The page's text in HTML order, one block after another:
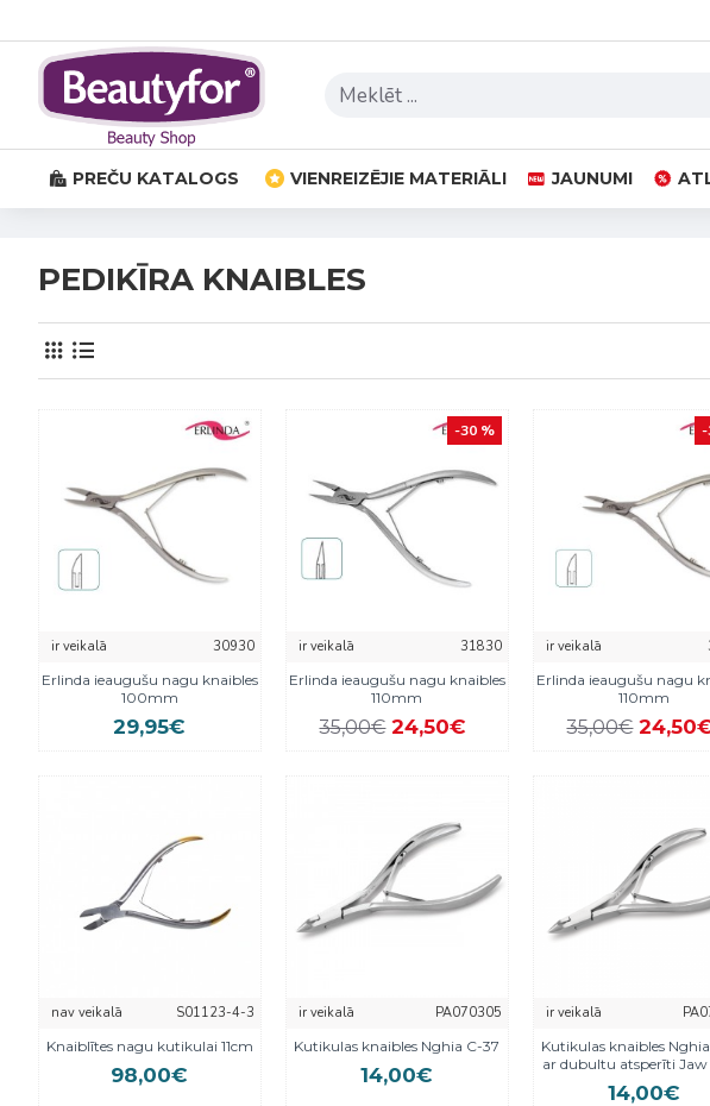
PREČU KATALOGS VIENREIZĒJIE MATERIĀLI JAUNUMI
PEDIKĪRA KNAIBLES
ir veikalā
30930
Erlinda ieaugušu nagu knaibles
100mm
29,95€
-30 %
ir veikalā
31830
Erlinda ieaugušu nagu knaibles
110mm
35,00€ 24,50€
-
ir veikalā
Erlinda ieaugušu nagu
110mm
35,00€
nav veikalā
S01123-4-3
Knaiblītes nagu kutikulai 11cm
98,00€
ir veikalā
PA070305
Kutikulas knaibles Nghia C-37
14,00€
ir veikalā
Kutikulas knaibles
ar dubultu atsperīti Jaw
14,00€